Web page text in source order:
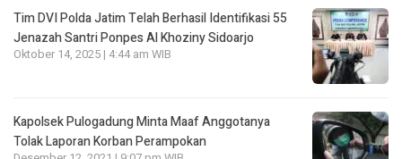
Tim DVI Polda Jatim Telah Berhasil Identifikasi 55
Jenazah Santri Ponpes Al Khoziny Sidoarjo
Oktober 14, 2025 | 4:44 am WIB
Kapolsek Pulogadung Minta Maaf Anggotanya
Tolak Laporan Korban Perampokan